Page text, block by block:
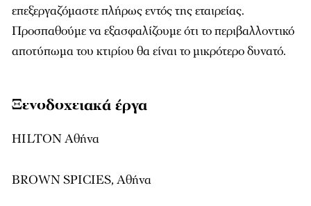
επεξεργαζόµαστε πλήρως εντός της εταιρείας.
Προσπαθούµε να εξασφαλίζουµε ότι το περιβαλλοντικό
αποτύπωµα του κτιρίου θα είναι το µικρότερο δυνατό.
Ξενοδοχειακά έργα
HILTON Αθήνα
BROWN SPICIES, Αθήνα